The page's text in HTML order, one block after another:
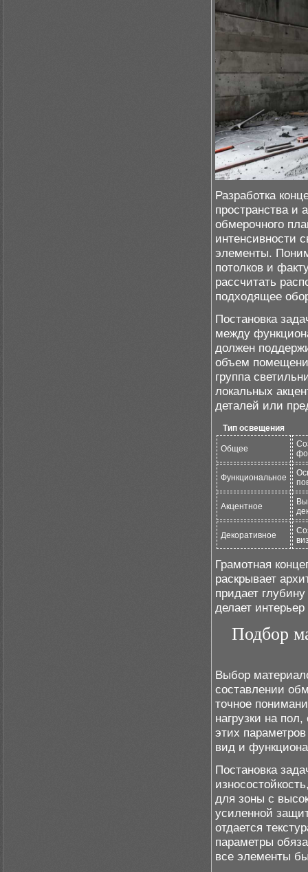
Разработка
пространства и
обмерочного
интенсивности
элементы.
потолков и
рассчитать
подходящее
Постановка
между
должен
объем
группа
локальных
деталей или
Тип освещения
Общее
Функциональное
Акцентное
Декоративное
Грамотная
раскрывает
придает
делает
Подбор
Выбор
составлении
точное
нагрузки на
этих
вид и
Постановка
для зоны с
усиленной
отдается
параметры
все элементы